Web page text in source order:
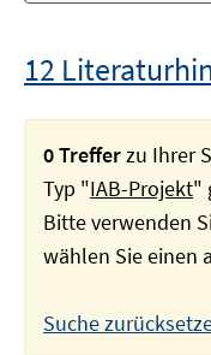
12
0 Trefferzu Ihrer
Typ "IAB-Projekt"
Bitte verwenden
wählen Sie einen
Suche